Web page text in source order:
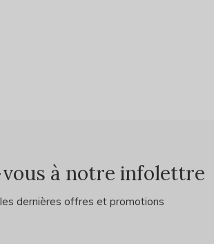
à notre infolettre
dernières offres et promotions